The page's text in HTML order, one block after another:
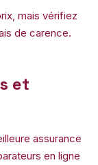
mais vérifiez
de carence.
et
assurance
en ligne